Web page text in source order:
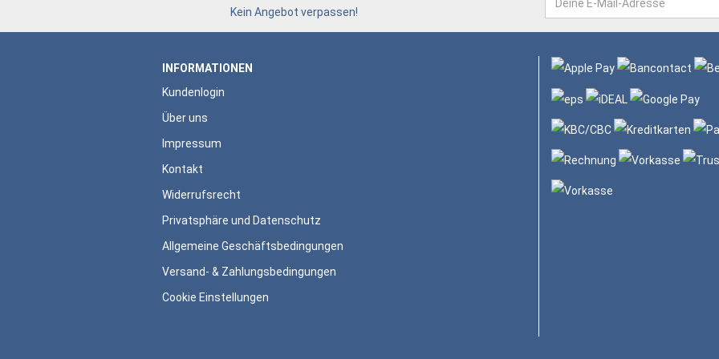
Kein Angebot verpassen!
INFORMATIONEN
Kundenlogin
Über uns
Impressum
Kontakt
Widerrufsrecht
Privatsphäre und Datenschutz
Allgemeine Geschäftsbedingungen
Versand- & Zahlungsbedingungen
Cookie Einstellungen